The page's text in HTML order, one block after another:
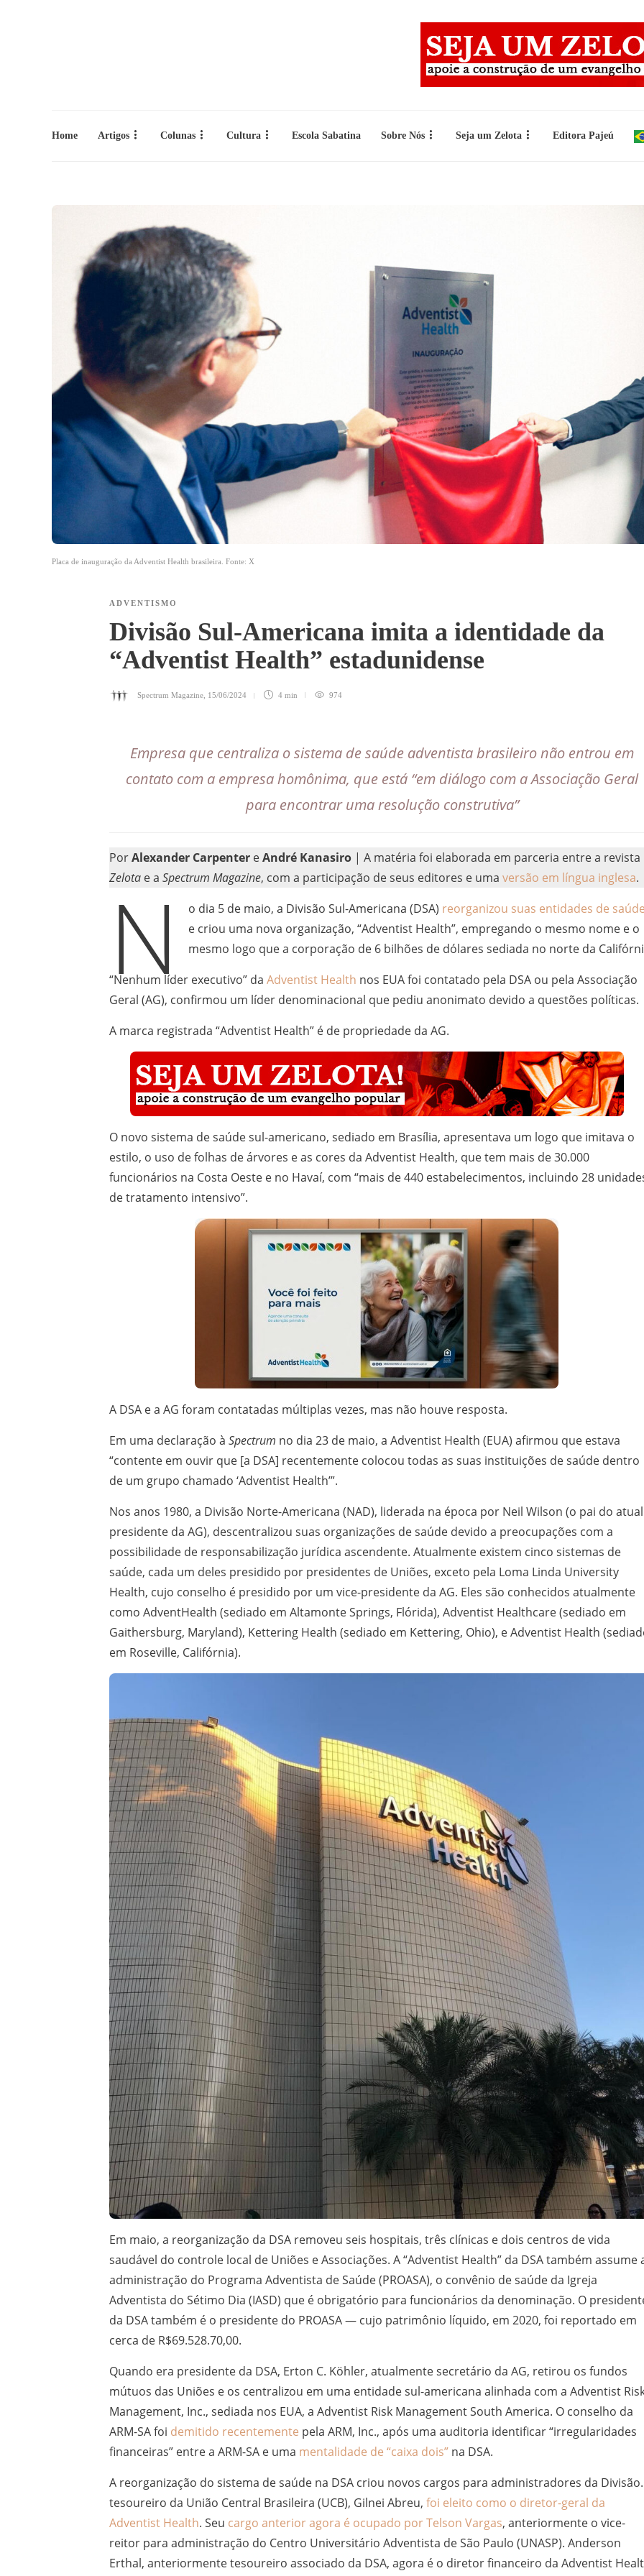
Home Artigos Colunas Cultura Escola Sabatina Sobre Nós Seja um Zelota Editora Pajeú
Placa de inauguração da Adventist Health brasileira. Fonte: X
ADVENTISMO
Divisão Sul-Americana imita a identidade da
“Adventist Health” estadunidense
Spectrum Magazine 15/06/2024 4 min 974
Empresa que centraliza o sistema de saúde adventista brasileiro não entrou em
contato com a empresa homônima, que está “em diálogo com a Associação Geral
para encontrar uma resolução construtiva”
PorAlexander Carpenter eAndré Kanasiro | A matéria foi elaborada em parceria entre a revista
Zelota e a Spectrum Magazine, com a participação de seus editores e uma versão em língua inglesa.
N o dia 5 de maio, a Divisão Sul-Americana (DSA) reorganizou suas entidades de
e criou uma nova organização, “Adventist Health”, empregando o mesmo nome e o
mesmo logo que a corporação de 6 bilhões de dólares sediada no norte da
“Nenhum líder executivo” da Adventist Health nos EUA foi contatado pela DSA ou pela Associação
Geral (AG), confirmou um líder denominacional que pediu anonimato devido a questões políticas.
A marca registrada “Adventist Health” é de propriedade da AG.
O novo sistema de saúde sul-americano, sediado em Brasília, apresentava um logo que imitava o
estilo, o uso de folhas de árvores e as cores da Adventist Health, que tem mais de 30.000
funcionários na Costa Oeste e no Havaí, com “mais de 440 estabelecimentos, incluindo 28
de tratamento intensivo”.
A DSA e a AG foram contatadas múltiplas vezes, mas não houve resposta.
Em uma declaração à Spectrum no dia 23 de maio, a Adventist Health (EUA) afirmou que estava
“contente em ouvir que [a DSA] recentemente colocou todas as suas instituições de saúde dentro
de um grupo chamado ‘Adventist Health’”.
Nos anos 1980, a Divisão Norte-Americana (NAD), liderada na época por Neil Wilson (o pai do atual
presidente da AG), descentralizou suas organizações de saúde devido a preocupações com a
possibilidade de responsabilização jurídica ascendente. Atualmente existem cinco sistemas de
saúde, cada um deles presidido por presidentes de Uniões, exceto pela Loma Linda University
Health, cujo conselho é presidido por um vice-presidente da AG. Eles são conhecidos atualmente
como AdventHealth (sediado em Altamonte Springs, Flórida), Adventist Healthcare (sediado em
Gaithersburg, Maryland), Kettering Health (sediado em Kettering, Ohio), e Adventist Health
em Roseville, Califórnia).
Em maio, a reorganização da DSA removeu seis hospitais, três clínicas e dois centros de vida
saudável do controle local de Uniões e Associações. A “Adventist Health” da DSA também assume
administração do Programa Adventista de Saúde (PROASA), o convênio de saúde da Igreja
Adventista do Sétimo Dia (IASD) que é obrigatório para funcionários da denominação. O
da DSA também é o presidente do PROASA — cujo patrimônio líquido, em 2020, foi reportado em
cerca de R$69.528.70,00.
Quando era presidente da DSA, Erton C. Köhler, atualmente secretário da AG, retirou os fundos
mútuos das Uniões e os centralizou em uma entidade sul-americana alinhada com a Adventist
Management, Inc., sediada nos EUA, a Adventist Risk Management South America. O conselho da
ARM-SA foi demitido recentemente pela ARM, Inc., após uma auditoria identificar “irregularidades
financeiras” entre a ARM-SA e uma mentalidade de “caixa dois” na DSA.
A reorganização do sistema de saúde na DSA criou novos cargos para administradores da
tesoureiro da União Central Brasileira (UCB), Gilnei Abreu, foi eleito como o diretor-geral da
Adventist Health. Seu cargo anterior agora é ocupado por Telson Vargas, anteriormente o vice-
reitor para administração do Centro Universitário Adventista de São Paulo (UNASP). Anderson
Erthal, anteriormente tesoureiro associado da DSA, agora é o diretor financeiro da Adventist